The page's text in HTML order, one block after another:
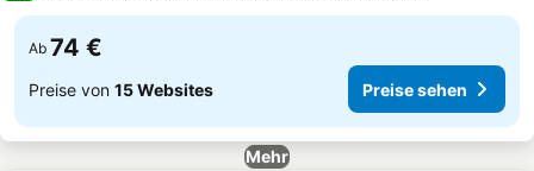
Ab 74 €
Preise von 15 Websites Preise sehen
Mehr